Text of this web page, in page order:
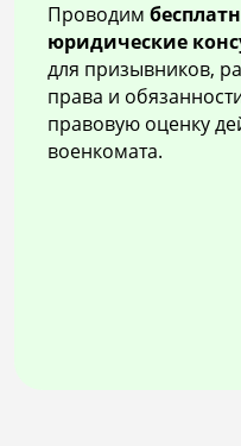
Проводим
юридические
для призывников,
права и
правовую оценку
военкомата.